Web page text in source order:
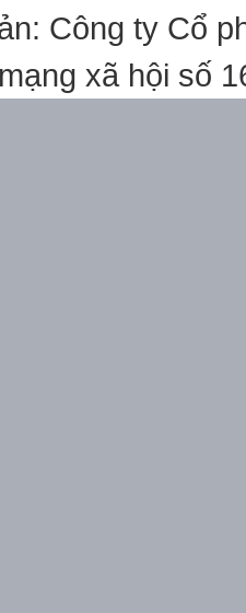
Công ty Cổ
xã hội số